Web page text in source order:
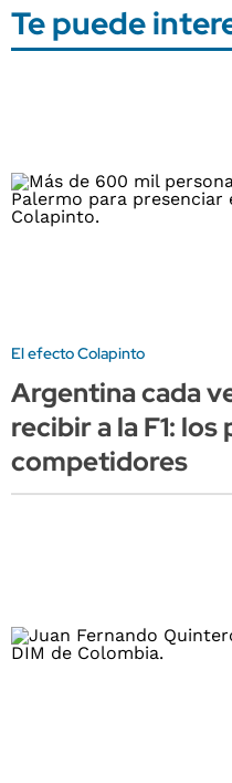
Te puede
El efecto Colapinto
Argentina cada
recibir a la F1:
competidores